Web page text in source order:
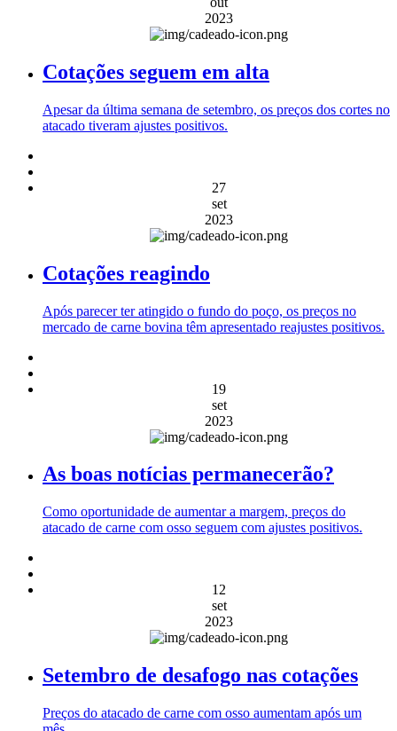
2023
Cotações seguem em alta
Apesar da última semana de setembro, os preços dos cortes no
atacado tiveram ajustes positivos.
27
set
2023
Cotações reagindo
Após parecer ter atingido o fundo do poço, os preços no
mercado de carne bovina têm apresentado reajustes positivos.
19
set
2023
As boas notícias permanecerão?
Como oportunidade de aumentar a margem, preços do
atacado de carne com osso seguem com ajustes positivos.
12
set
2023
Setembro de desafogo nas cotações
Preços do atacado de carne com osso aumentam após um